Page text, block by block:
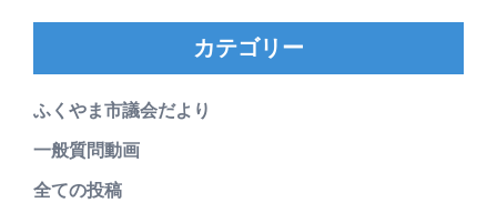
カテゴリー
ふくやま市議会だより
一般質問動画
全ての投稿